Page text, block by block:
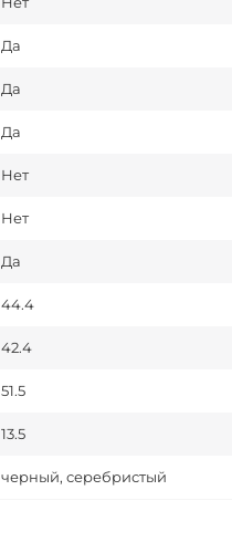
Да
Да
Да
Нет
Нет
Да
44.4
42.4
51.5
13.5
черный, серебристый